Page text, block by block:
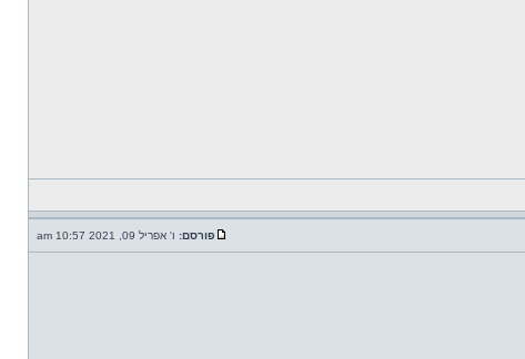
פורסם: ו' אפריל 09, 2021 10:57 am